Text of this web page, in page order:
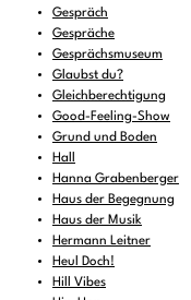
Gespräch
Gespräche
Gesprächsmuseum
Glaubst du?
Gleichberechtigung
Good-Feeling-Show
Grund und Boden
Hall
Hanna Grabenberger
Haus der Begegnung
Haus der Musik
Hermann Leitner
Heul Doch!
Hill Vibes